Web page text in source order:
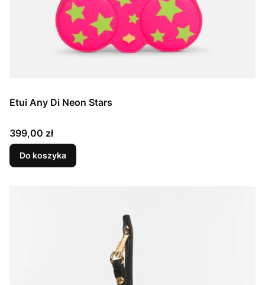
Etui Any Di Neon Stars
Cena
399,00 zł
Do koszyka